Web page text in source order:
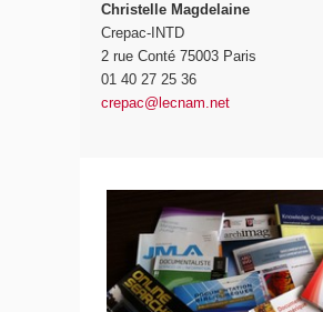
Christelle Magdelaine
Crepac-INTD
2 rue Conté 75003 Paris
01 40 27 25 36
crepac@lecnam.net